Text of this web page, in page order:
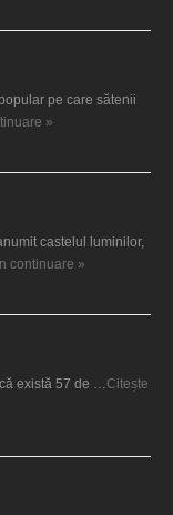
pe care sătenii
»
castelul luminilor,
continuare »
există 57 de …Citește